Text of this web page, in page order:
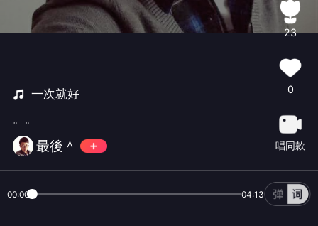
一次就好
。。
最後＾
23
0
唱同款
00:00 04:13